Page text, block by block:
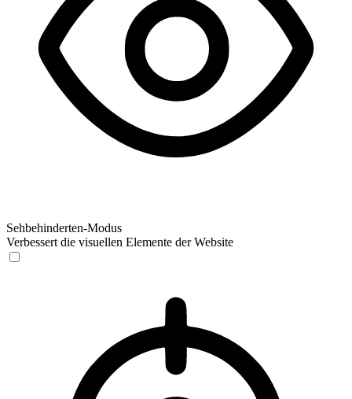
Sehbehinderten-Modus
Verbessert die visuellen Elemente der Website